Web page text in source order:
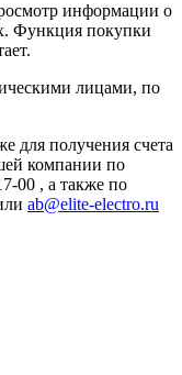
информации о
Функция покупки
лицами, по
для получения счета
компании по
00 , а также по
ab@elite-electro.ru